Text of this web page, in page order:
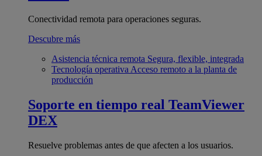
Conectividad remota para operaciones seguras.
Descubre más
Asistencia técnica remota Segura, flexible, integrada
Tecnología operativa Acceso remoto a la planta de
producción
Soporte en tiempo real TeamViewer
DEX
Resuelve problemas antes de que afecten a los usuarios.